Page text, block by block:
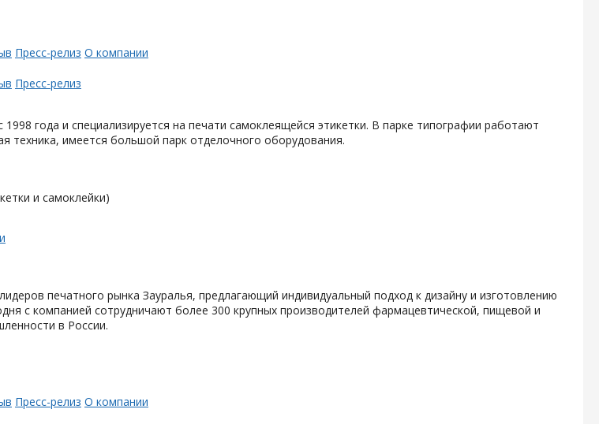
Пресс-релиз О компании
Пресс-релиз
года и специализируется на печати самоклеящейся этикетки. В парке типографии работают
техника, имеется большой парк отделочного оборудования.
и самоклейки)
печатного рынка Зауралья, предлагающий индивидуальный подход к дизайну и изготовлению
с компанией сотрудничают более 300 крупных производителей фармацевтической, пищевой и
в России.
Пресс-релиз О компании